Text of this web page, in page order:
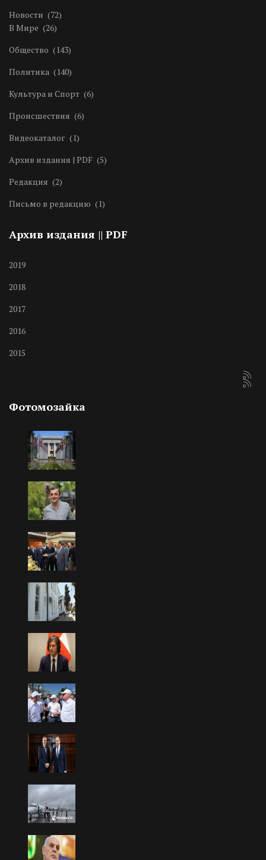
Новости (72)
В Мире (26)
Общество (143)
Политика (140)
Культура и Спорт (6)
Происшествия (6)
Видеокаталог (1)
Архив издания | PDF (5)
Редакция (2)
Письмо в редакцию (1)
Архив издания || PDF
2019
2018
2017
2016
2015
Фотомозайка